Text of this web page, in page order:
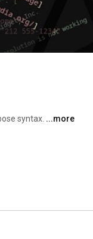
syntax. ...more